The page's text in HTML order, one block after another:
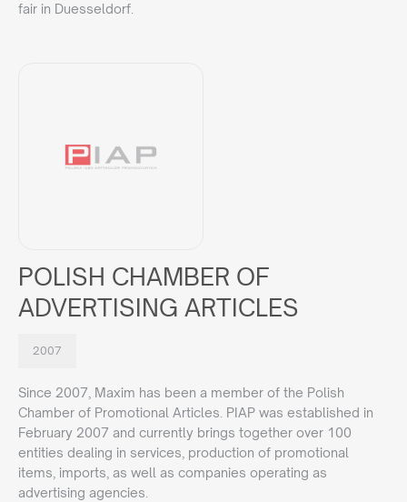
fair in Duesseldorf.
POLISH CHAMBER OF
ADVERTISING ARTICLES
2007
Since 2007, Maxim has been a member of the Polish
Chamber of Promotional Articles. PIAP was established in
February 2007 and currently brings together over 100
entities dealing in services, production of promotional
items, imports, as well as companies operating as
advertising agencies.